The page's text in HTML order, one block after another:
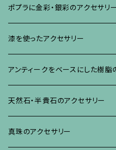
ブローチ
イヤリング・ピアス
ネックレス、その他
ポプラに金彩・銀彩のアクセサリ
ブローチ
イヤリング、ピアス
ネックレス、ペンダント
ブレスレット、バングル、その他
漆を使ったアクセサリー
ブローチ
イヤリング・ピアス
ネックレス・ペンダント
アンティークをベースにした樹脂
ブローチ
イヤリング・ピアス
天然石・半貴石のアクセサリー
ブローチ
真珠のアクセサリー